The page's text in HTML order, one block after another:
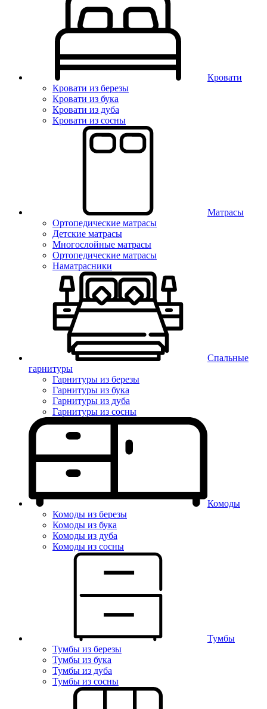
Кровати
Кровати из березы
Кровати из бука
Кровати из дуба
Кровати из сосны
Матрасы
Ортопедические матрасы
Детские матрасы
Многослойные матрасы
Ортопедические матрасы
Наматрасники
Спальные
гарнитуры
Гарнитуры из березы
Гарнитуры из бука
Гарнитуры из дуба
Гарнитуры из сосны
Комоды
Комоды из березы
Комоды из бука
Комоды из дуба
Комоды из сосны
Тумбы
Тумбы из березы
Тумбы из бука
Тумбы из дуба
Тумбы из сосны